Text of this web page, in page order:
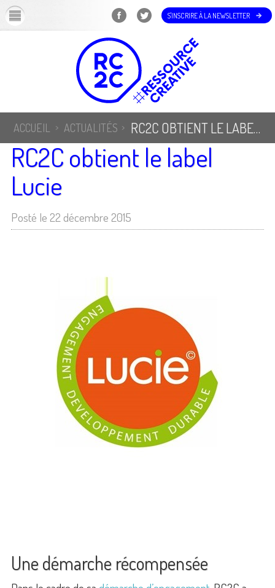
S'INSCRIRE À LA NEWSLETTER
ACCUEIL ACTUALITÉS RC2C OBTIENT LE LABEL LUCIE
RC2C obtient le label
Lucie
Posté le 22 décembre 2015
Une démarche récompensée